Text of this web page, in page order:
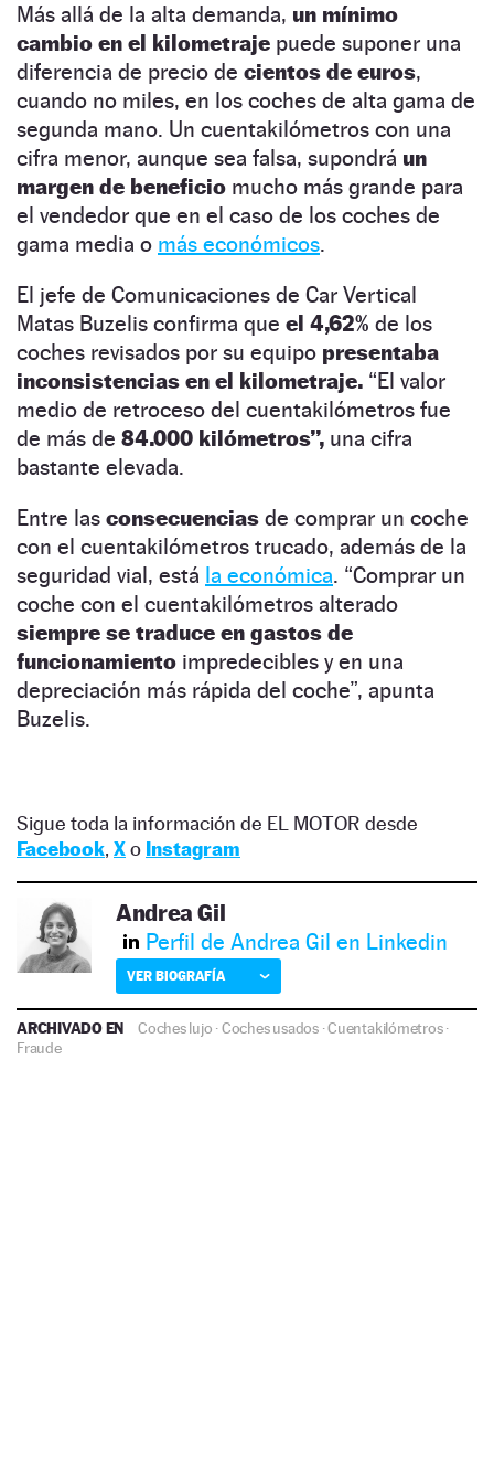
Más allá de la alta demanda, un mínimo
cambio en el kilometraje puede suponer una
diferencia de precio de cientos de euros,
cuando no miles, en los coches de alta gama de
segunda mano. Un cuentakilómetros con una
cifra menor, aunque sea falsa, supondrá un
margen de beneficio mucho más grande para
el vendedor que en el caso de los coches de
gama media o más económicos.
El jefe de Comunicaciones de Car Vertical
Matas Buzelis confirma que el 4,62% de los
coches revisados por su equipo presentaba
inconsistencias en el kilometraje. “El valor
medio de retroceso del cuentakilómetros fue
de más de 84.000 kilómetros”, una cifra
bastante elevada.
Entre las consecuencias de comprar un coche
con el cuentakilómetros trucado, además de la
seguridad vial, está la económica. “Comprar un
coche con el cuentakilómetros alterado
siempre se traduce en gastos de
funcionamiento impredecibles y en una
depreciación más rápida del coche”, apunta
Buzelis.
Sigue toda la información de EL MOTOR desde
Facebook, Xo Instagram
Andrea Gil
Perfil de Andrea Gil en Linkedin
VER BIOGRAFÍA
ARCHIVADO EN Coches lujo ·Coches usados·Cuentakilómetros·
Fraude